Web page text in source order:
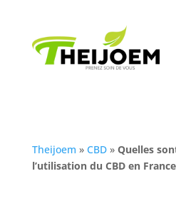
Theijoem » CBD» Quelles
l’utilisation du CBD en